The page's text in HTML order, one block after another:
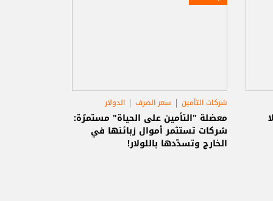
شركات التأمين سعر الصرف الدولار
معضلة "التأمين على الحياة" مستمرّة:
شركات تستثمر أموال زبائنها في
الخارج وتسدّدها باللولار!